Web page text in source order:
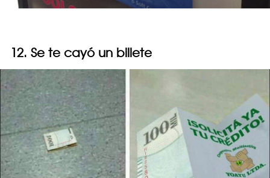
12. Se te cayó un billete